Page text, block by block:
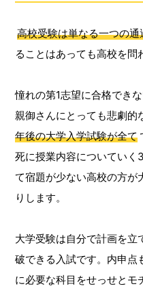
高校受験は単なる一つの通
ることはあっても高校を問
憧れの第1志望に合格でき
親御さんにとっても悲劇的
年後の大学入学試験が全て
死に授業内容についていく
て宿題が少ない高校の方が
りします。
大学受験は自分で計画を立
破できる入試です。内申点
に必要な科目をせっせとモ